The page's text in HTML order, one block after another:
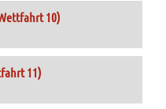
10)
11)